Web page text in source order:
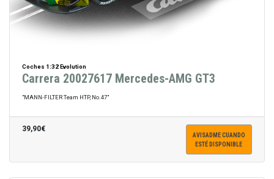
Coches 1:32 Evolution
Carrera 20027617 Mercedes-AMG GT3
"MANN-FILTER Team HTP, No.47"
39,90€
AVISADME CUANDO
ESTÉ DISPONIBLE